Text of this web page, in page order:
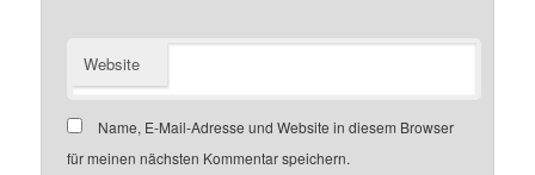
Website
Name, E-Mail-Adresse und Website in diesem Browser
für meinen nächsten Kommentar speichern.